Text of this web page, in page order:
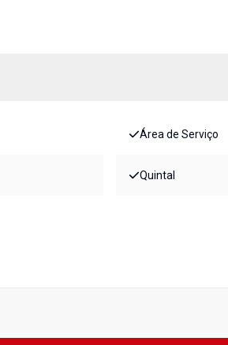
Área de Serviço
Quintal